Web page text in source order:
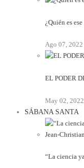
¿Quién es
Ago 07, 2022
EL PODER
May 02, 2022
SÁBANA SANTA
“La ciencia